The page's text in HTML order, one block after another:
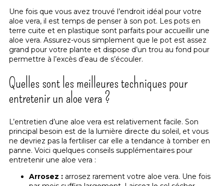
Une fois que vous avez trouvé l’endroit idéal pour votre
aloe vera, il est temps de penser à son pot. Les pots en
terre cuite et en plastique sont parfaits pour accueillir une
aloe vera. Assurez-vous simplement que le pot est assez
grand pour votre plante et dispose d’un trou au fond pour
permettre à l’excès d’eau de s’écouler.
Quelles sont les meilleures techniques pour
entretenir un aloe vera ?
L’entretien d’une aloe vera est relativement facile. Son
principal besoin est de la lumière directe du soleil, et vous
ne devriez pas la fertiliser car elle a tendance à tomber en
panne. Voici quelques conseils supplémentaires pour
entretenir une aloe vera :
Arrosez : arrosez rarement votre aloe vera. Une fois